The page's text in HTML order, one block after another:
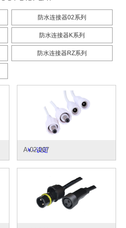
防水连接器02系列
防水连接器K系列
防水连接器RZ系列
A-02-007
￥--议定